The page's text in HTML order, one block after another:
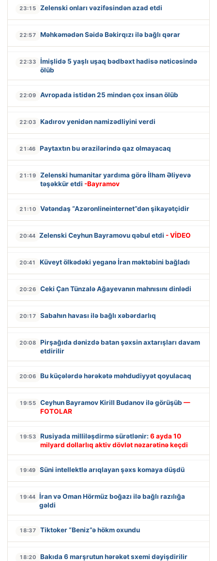
23:15 Zelenski onları vəzifəsindən azad etdi
22:57 Məhkəmədən Səidə Bəkirqızı ilə bağlı qərar
22:33
İmişlidə 5 yaşlı uşaq bədbəxt hadisə nəticəsində
ölüb
22:09 Avropada istidən 25 mindən çox insan ölüb
22:03 Kadırov yenidən namizədliyini verdi
21:46 Paytaxtın bu ərazilərində qaz olmayacaq
21:19
Zelenski humanitar yardıma görə İlham Əliyevə
təşəkkür etdi -Bayramov
21:10 Vətəndaş “Azəronlineinternet”dən şikayətçidir
20:44 Zelenski Ceyhun Bayramovu qəbul etdi - VİDEO
20:41 Küveyt ölkədəki yeganə İran məktəbini bağladı
20:26 Ceki Çan Tünzalə Ağayevanın mahnısını dinlədi
20:17 Sabahın havası ilə bağlı xəbərdarlıq
20:08
Pirşağıda dənizdə batan şəxsin axtarışları davam
etdirilir
20:06 Bu küçələrdə hərəkətə məhdudiyyət qoyulacaq
19:55 Ceyhun Bayramov Kirill Budanov ilə görüşüb —
FOTOLAR
19:53 Rusiyada milliləşdirmə sürətlənir: 6 ayda 10
milyard dollarlıq aktiv dövlət nəzarətinə keçdi
19:49 Süni intellektlə arıqlayan şəxs komaya düşdü
19:44 İran və Oman Hörmüz boğazı ilə bağlı razılığa
gəldi
18:37 Tiktoker “Beniz”ə hökm oxundu
18:20 Bakıda 6 marşrutun hərəkət sxemi dəyişdirilir